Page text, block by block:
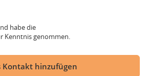
habe die
Kenntnis genommen.
Kontakt hinzufügen